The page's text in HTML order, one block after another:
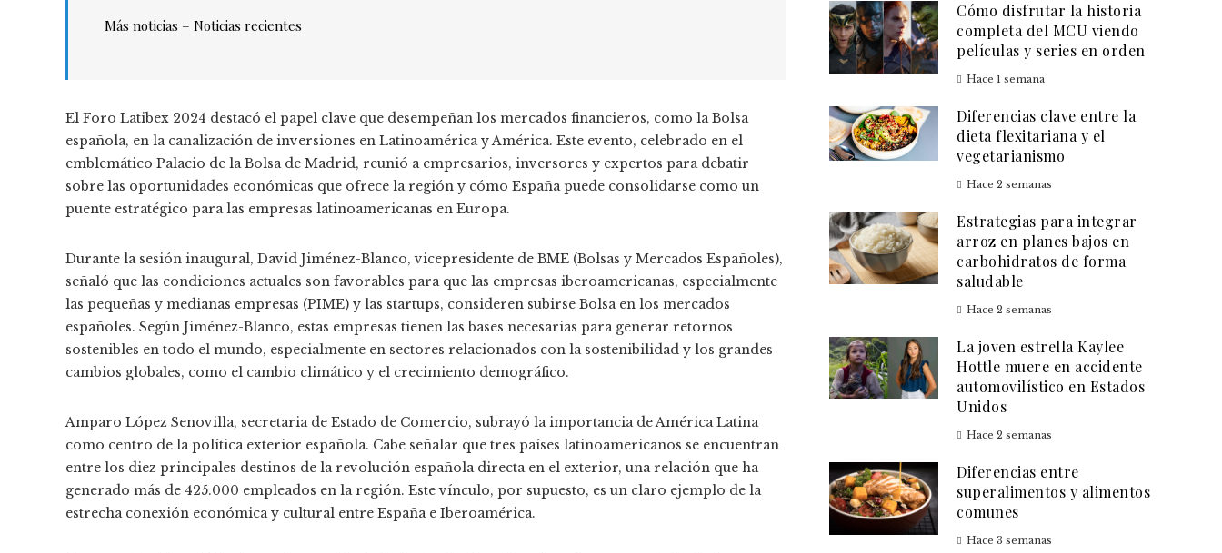
Más noticias – Noticias recientes
El Foro Latibex 2024 destacó el papel clave que desempeñan los mercados financieros, como la Bolsa
española, en la canalización de inversiones en Latinoamérica y América. Este evento, celebrado en el
emblemático Palacio de la Bolsa de Madrid, reunió a empresarios, inversores y expertos para debatir
sobre las oportunidades económicas que ofrece la región y cómo España puede consolidarse como un
puente estratégico para las empresas latinoamericanas en Europa.
Durante la sesión inaugural, David Jiménez-Blanco, vicepresidente de BME (Bolsas y Mercados Españoles),
señaló que las condiciones actuales son favorables para que las empresas iberoamericanas, especialmente
las pequeñas y medianas empresas (PIME) y las startups, consideren subirse Bolsa en los mercados
españoles. Según Jiménez-Blanco, estas empresas tienen las bases necesarias para generar retornos
sostenibles en todo el mundo, especialmente en sectores relacionados con la sostenibilidad y los grandes
cambios globales, como el cambio climático y el crecimiento demográfico.
Amparo López Senovilla, secretaria de Estado de Comercio, subrayó la importancia de América Latina
como centro de la política exterior española. Cabe señalar que tres países latinoamericanos se encuentran
entre los diez principales destinos de la revolución española directa en el exterior, una relación que ha
generado más de 425.000 empleados en la región. Este vínculo, por supuesto, es un claro ejemplo de la
estrecha conexión económica y cultural entre España e Iberoamérica.
Cómo disfrutar la historia
completa del MCU viendo
películas y series en orden
Hace 1 semana
Diferencias clave entre la
dieta flexitariana y el
vegetarianismo
Hace 2 semanas
Estrategias para integrar
arroz en planes bajos en
carbohidratos de forma
saludable
Hace 2 semanas
La joven estrella Kaylee
Hottle muere en accidente
automovilístico en Estados
Unidos
Hace 2 semanas
Diferencias entre
superalimentos y alimentos
comunes
Hace 3 semanas